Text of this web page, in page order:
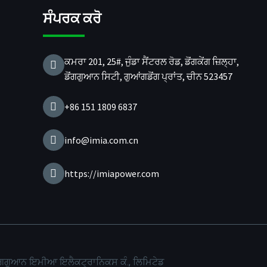
ਸੰਪਰਕ ਕਰੋ
ਕਮਰਾ 201, 25#, ਜੁੰਡਾ ਸੈਂਟਰਲ ਰੋਡ, ਡੋਂਗਕੇਂਗ ਜ਼ਿਲ੍ਹਾ,
ਡੋਂਗਗੁਆਨ ਸਿਟੀ, ਗੁਆਂਗਡੋਂਗ ਪ੍ਰਾਂਤ, ਚੀਨ 523457
+86 151 1809 6837
info@imia.com.cn
https://imiapower.com
ਇਮੀਆ ਇਲੈਕਟ੍ਰਾਨਿਕਸ ਕੰ., ਲਿਮਿਟੇਡ